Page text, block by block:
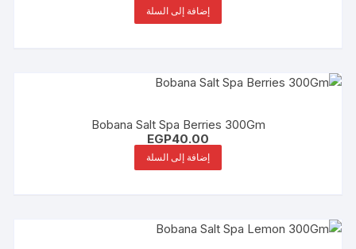
إضافة إلى السلة
Bobana Salt Spa Berries 300Gm
EGP40.00
إضافة إلى السلة